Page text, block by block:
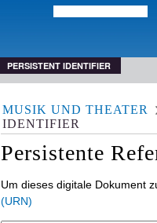
PERSISTENT IDENTIFIER
MUSIK UND THEATER
IDENTIFIER
Persistente
Um dieses digitale Dokument
(URN)